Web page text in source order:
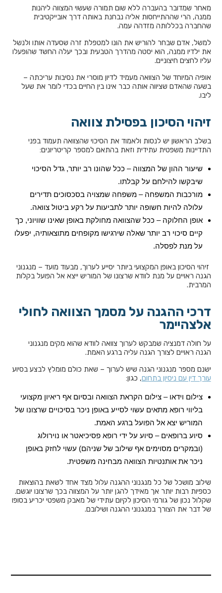
מאחר שמדובר בהעברה ללא שום תמורה שעשוי המצווה ליהנות
ממנה, הרי שההתייחסות אליה נבחנת באותה דרך אובייקטיבית
שהחברה בכללותה מזדהה עמה.
למשל, אדם שבחר להוריש את הונו למטפלת זרה שסעדה אותו ולנשל
את ילדיו ממנה, הוא יסטה מהדרך הטבעית ובכך יעלה החשד שהופעלו
עליו לחצים חיצוניים.
אופיה המיוחד של הצוואה מעמיד לדיון מוסרי את נסיבות עריכתה –
בשעה שהאדם שציווה אותה כבר אינו בין החיים בכדי לומר את שעל
ליבו.
זיהוי הסיכון בפסילת צוואה
בשלב הראשון יש לנסות ולאמוד את הסיכוי שהצוואה תעמוד בפני
התדיינות משפטית עתידית וזאת בהתאם למספר קריטריונים:
שיעור ההון של המצווה – ככל שהונו רב יותר, גדל הסיכוי
שיבקשו להילחם על קבלתו.
מורכבות המשפחה – משפחה שמצויה בסכסוכים תדירים
עלולה להיות חשופה יותר לתביעות על רקע ביטול צוואה.
אופן החלוקה – ככל שהצוואה מחולקת באופן שאינו שוויוני, כך
קיים סיכוי רב יותר שאלה שירגישו מקופחים מתוצאותיה, יפעלו
על מנת לפסלה.
זיהוי הסיכון באופן המקצועי ביותר יסייע לערוך, מבעוד מועד – מנגנוני
הגנה ראויים על מנת לוודא שרצונו של המוריש ייצא אל הפועל בקלות
המרבית.
דרכי ההגנה על מסמך הצוואה לחולי
אלצהיימר
על חולה דמנציה שמבקש לערוך צוואה לוודא שהוא מקים מנגנוני
הגנה ראויים לצורך הגנה עליה ברגע האמת.
ישנם מספר מנגנוני הגנה שיש לערוך – שאת כולם מומלץ לבצע בסיוע
עורך דין עם ניסיון בתחום, כגון:
צילום וידאו – צילום הקראת הצוואה ובסיום אף ריאיון מקצועי
בליווי רופא מתאים עשוי לסייע באופן ניכר בסיכויים שרצונו של
המוריש יצא אל הפועל ברגע האמת.
סיוע ברופאים – סיוע על ידי רופא פסיכיאטר או נוירולוג
(ובמקרים מסוימים אף שילוב של שניהם) עשוי לחזק באופן
ניכר את אותנטיות הצוואה מבחינה משפטית.
שילוב מושכל של כל מנגנוני ההגנה עלול מצד אחד לשאת בהוצאות
כספיות רבות יותר אך מאידך להגן יותר על המצווה בכך שרצונו יוגשם.
שקלול נכון של גורמי הסיכון לקיום עתידי של מאבק משפטי יכריע בסופו
של דבר את הצורך במנגנוני ההגנה ושילובם.